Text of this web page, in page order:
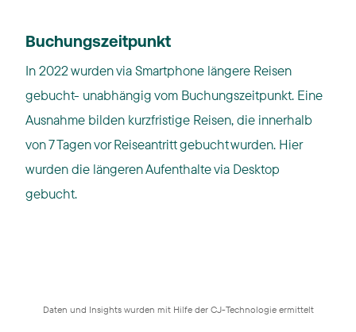
Buchungszeitpunkt
In 2022 wurden via Smartphone längere Reisen
gebucht- unabhängig vom Buchungszeitpunkt. Eine
Ausnahme bilden kurzfristige Reisen, die innerhalb
von 7 Tagen vor Reiseantritt gebucht wurden. Hier
wurden die längeren Aufenthalte via Desktop
gebucht.
Daten und Insights wurden mit Hilfe der CJ-Technologie ermittelt